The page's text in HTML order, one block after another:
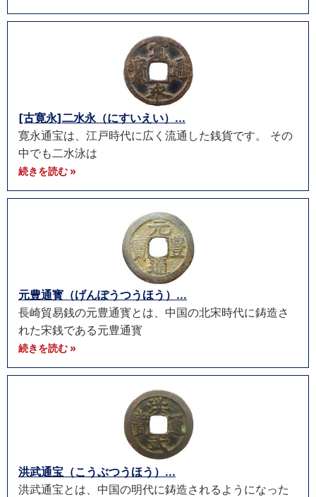
[古寛永]二水永（にすいえい）...
寛永通宝は、江戸時代に広く流通した銭貨です。 その
中でも二水泳は
続きを読む »
元豊通寳（げんぽうつうほう）...
長崎貿易銭の元豊通寳とは、中国の北宋時代に鋳造さ
れた宋銭である元豊通寳
続きを読む »
洪武通宝（こうぶつうほう）...
洪武通宝とは、中国の明代に鋳造されるようになった